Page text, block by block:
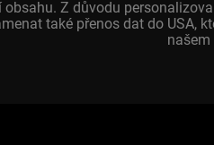
Z důvodu
také přenos dat do USA,
našem